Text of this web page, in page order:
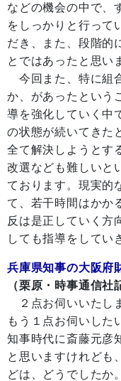
などの機会の中で、
をしっかりと行って
だき、また、段階的
とではあったと思い
今回また、特に組
か、があったという
導を強化していく中
の状態が続いてきた
全て解決しようとす
改選なども難しいと
ております。現実的
て、若干時間はかか
反は是正していく方
しても指導をしてい
兵庫県知事の大阪府
（栗原・時事通信社
２点お伺いいたし
もう１点お伺いした
知事時代に斎藤元彦
と思いますけれども
どは、どうでしたか。